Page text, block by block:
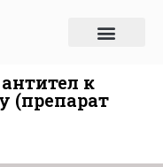
к
(препарат